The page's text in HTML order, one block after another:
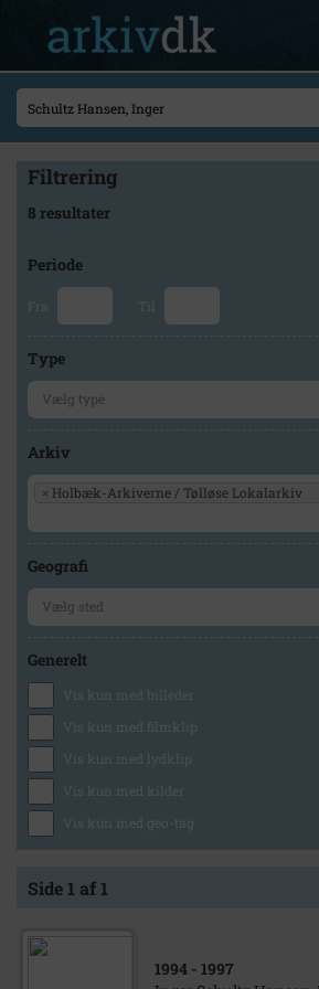
Filtrering
8 resultater
Periode
Fra Til
Type
Arkiv
× Holbæk-Arkiverne / Tølløse Lokalarkiv
Geografi
Generelt
Vis kun med billeder
Vis kun med filmklip
Vis kun med lydklip
Vis kun med kilder
Vis kun med geo-tag
Side 1 af 1
1994 - 1997